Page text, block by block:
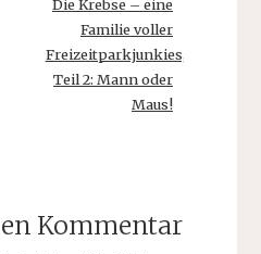
Die Krebse – eine
Familie voller
Freizeitparkjunkies,
Teil 2: Mann oder
Maus!
Kommentar